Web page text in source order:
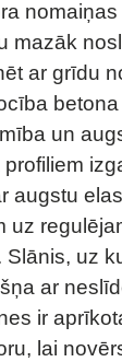
mazāk
ar grīdu
un
augstu
uz
uz
ar
ir
lai